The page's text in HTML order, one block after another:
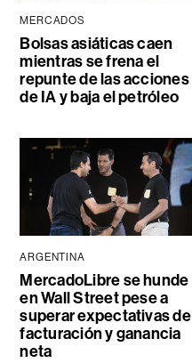
MERCADOS
Bolsas asiáticas caen
mientras se frena el
repunte de las acciones
de IA y baja el petróleo
ARGENTINA
MercadoLibre se hunde
en Wall Street pese a
superar expectativas de
facturación y ganancia
neta